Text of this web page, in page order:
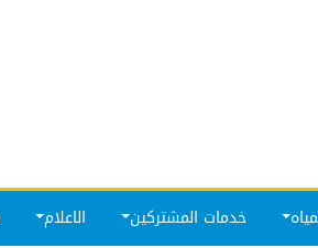
خدمات المشتركين الاعلام